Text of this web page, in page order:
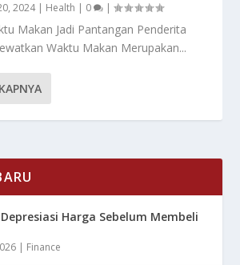
2024| Health 0 |
Makan Jadi Pantangan Penderita
Waktu Makan Merupakan...
Harga Sebelum Membeli
Finance